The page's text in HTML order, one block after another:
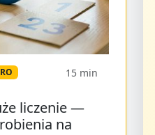
15 min
liczenie —
na